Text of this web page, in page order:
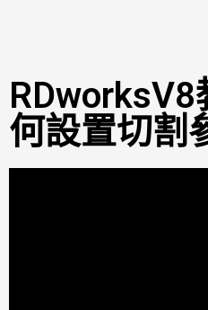
RDworksV8
何設置切割